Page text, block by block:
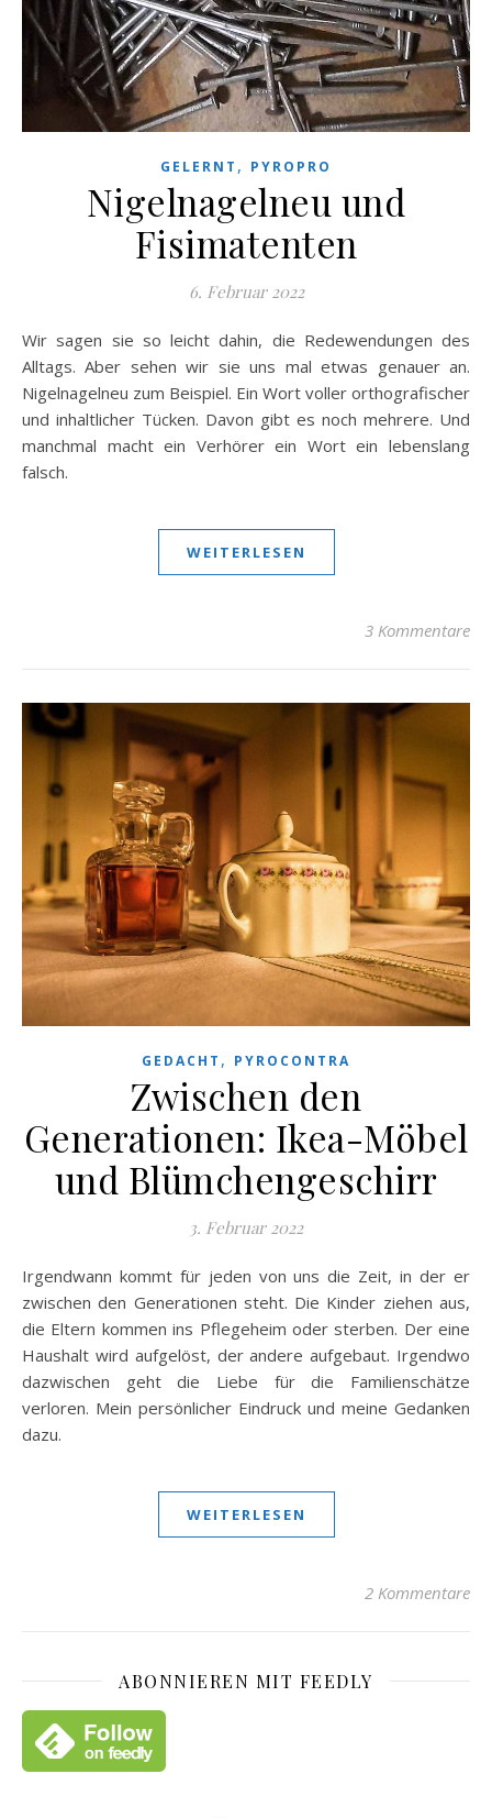
GELERNT , PYROPRO
Nigelnagelneu und
Fisimatenten
6. Februar 2022
Wir sagen sie so leicht dahin, die Redewendungen des
Alltags. Aber sehen wir sie uns mal etwas genauer an.
Nigelnagelneu zum Beispiel. Ein Wort voller orthografischer
und inhaltlicher Tücken. Davon gibt es noch mehrere. Und
manchmal macht ein Verhörer ein Wort ein lebenslang
falsch.
WEITERLESEN
3 Kommentare
GEDACHT , PYROCONTRA
Zwischen den
Generationen: Ikea-Möbel
und Blümchengeschirr
3. Februar 2022
Irgendwann kommt für jeden von uns die Zeit, in der er
zwischen den Generationen steht. Die Kinder ziehen aus,
die Eltern kommen ins Pflegeheim oder sterben. Der eine
Haushalt wird aufgelöst, der andere aufgebaut. Irgendwo
dazwischen geht die Liebe für die Familienschätze
verloren. Mein persönlicher Eindruck und meine Gedanken
dazu.
WEITERLESEN
2 Kommentare
ABONNIEREN MIT FEEDLY